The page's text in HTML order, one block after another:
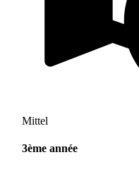
Mittel
3ème année